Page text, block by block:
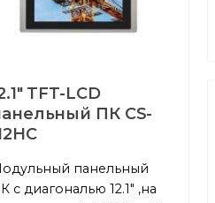
TFT-LCD
ПК CS-
панельный
с диагональю 12.1" ,на